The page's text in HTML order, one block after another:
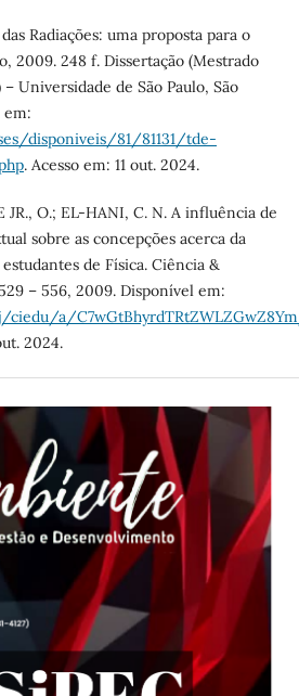
Radiações: uma proposta para o
2009. 248 f. Dissertação (Mestrado
Universidade de São Paulo, São
em:
disponiveis/81/81131/tde-
. Acesso em: 11 out. 2024.
JR., O.; EL-HANI, C. N. A influência de
sobre as concepções acerca da
de Física. Ciência &
– 556, 2009. Disponível em:
a/
2024.